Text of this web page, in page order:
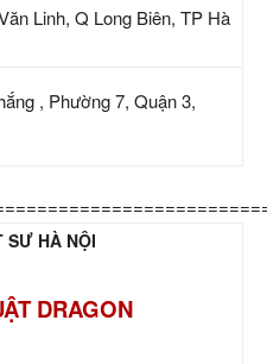
Linh, Q Long Biên, TP Hà
, Phường 7, Quận 3,
SƯ HÀ NỘI
DRAGON